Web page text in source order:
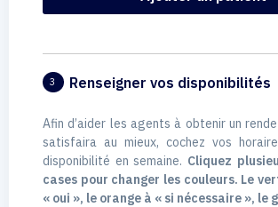
3 Renseigner vos disponibilités
Afin d’aider les agents à obtenir un
satisfaira au mieux, cochez vos
disponibilité en semaine. Cliquez
cases pour changer les couleurs. Le
« oui », le orange à « si nécessaire », le